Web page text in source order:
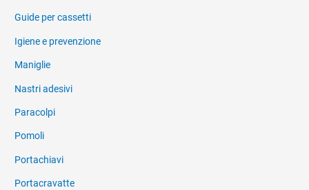
Guide per cassetti
Igiene e prevenzione
Maniglie
Nastri adesivi
Paracolpi
Pomoli
Portachiavi
Portacravatte